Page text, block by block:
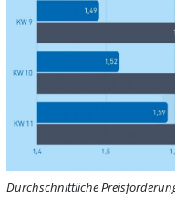
Durchschnittliche